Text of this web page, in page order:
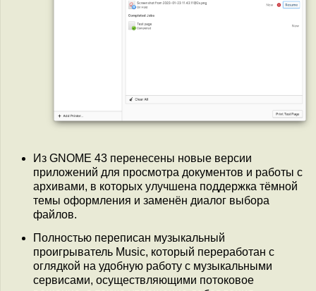
Из GNOME 43 перенесены новые версии
приложений для просмотра документов и работы с
архивами, в которых улучшена поддержка тёмной
темы оформления и заменён диалог выбора
файлов.
Полностью переписан музыкальный
проигрыватель Music, который переработан с
оглядкой на удобную работу с музыкальными
сервисами, осуществляющими потоковое